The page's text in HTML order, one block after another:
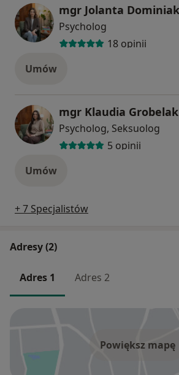
Psycholog
18 opinii
Umów
mgr Klaudia Grobelak
Psycholog, Seksuolog
5 opinii
Umów
+ 7 Specjalistów
Adresy (2)
Adres 1 Adres 2
Powiększ mapę